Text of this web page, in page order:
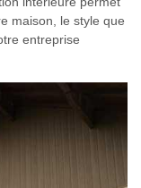
maison, le style que
entreprise